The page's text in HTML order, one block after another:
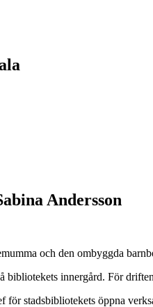
Andersson
och den ombyggda
bibliotekets innergård. För
för stadsbibliotekets öppna